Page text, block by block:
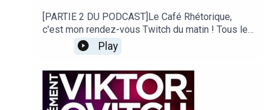
[PARTIE 2 DU PODCAST]Le Café Rhétorique,
c'est mon rendez-vous Twitch du matin ! Tous les
lundi, mercredi et vendredi à 09h00 sur
twitch.tv/clemovitch !Bienvenue dans la
06/07/2026____Rejoins moi :📡 Stream :
twitch.tv/clemovitch🦋 Bluesky:
https://bsky.app/profile/clemovitch.com📷
Play